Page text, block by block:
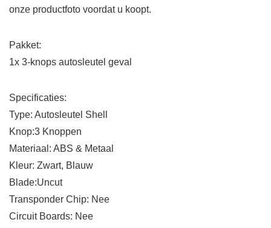
onze productfoto voordat u koopt.
Pakket:
1x 3-knops autosleutel geval
Specificaties:
Type: Autosleutel Shell
Knop:3 Knoppen
Materiaal: ABS & Metaal
Kleur: Zwart, Blauw
Blade:Uncut
Transponder Chip: Nee
Circuit Boards: Nee